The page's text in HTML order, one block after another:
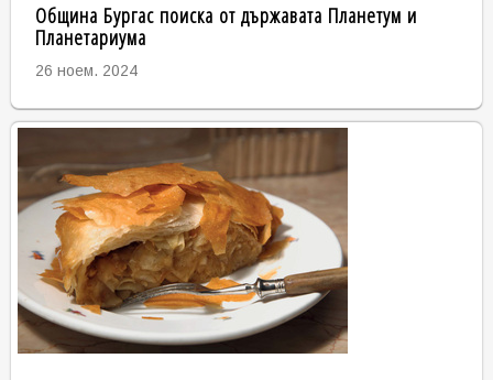
Община Бургас поиска от държавата Планетум и
Планетариума
26 ноем. 2024